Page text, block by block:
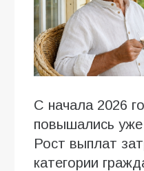
С начала 2026
повышались уже
Рост выплат
категории